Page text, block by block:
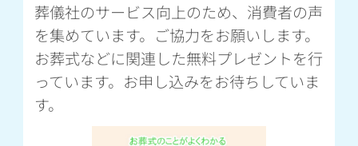
葬儀社のサービス向上のため、消費者の声
を集めています。ご協力をお願いします。
お葬式などに関連した無料プレゼントを行
っています。お申し込みをお待ちしていま
す。